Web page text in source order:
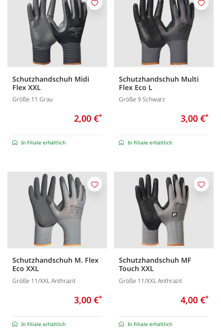
Schutzhandschuh Midi
Flex XXL
Größe 11 Grau
2,00 €*
In Filiale erhältlich
Merken
Schutzhandschuh Multi
Flex Eco L
Größe 9 Schwarz
3,00 €*
In Filiale erhältlich
Schutzhandschuh M. Flex
Eco XXL
Größe 11/XXL Anthrazit
3,00 €*
In Filiale erhältlich
Merken
Schutzhandschuh MF
Touch XXL
Größe 11/XXL Anthrazit
4,00 €*
In Filiale erhältlich